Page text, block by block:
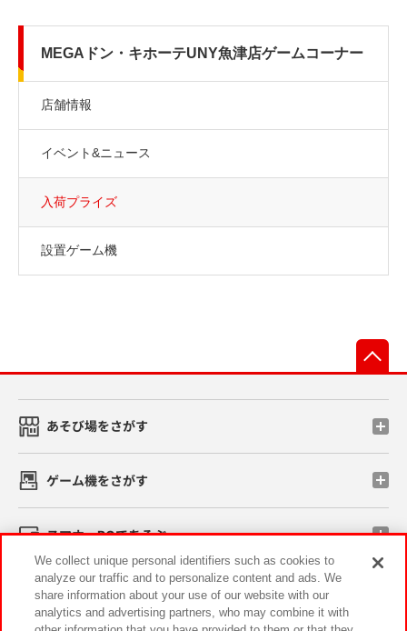
MEGAドン・キホーテUNY魚津店ゲームコーナー
店舗情報
イベント&ニュース
入荷プライズ
設置ゲーム機
あそび場をさがす
ゲーム機をさがす
スマホ・PCであそぶ
イベント・キャンペーン
We collect unique personal identifiers such as cookies to
analyze our traffic and to personalize content and ads. We
share information about your use of our website with our
analytics and advertising partners, who may combine it with